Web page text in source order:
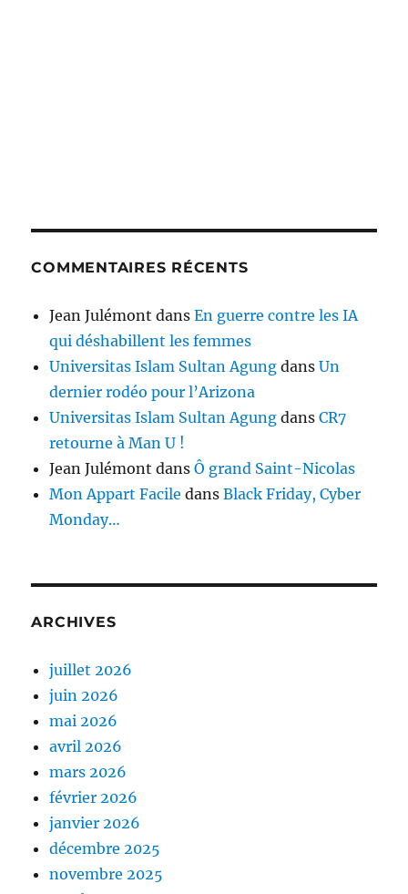
COMMENTAIRES RÉCENTS
Jean Julémont dansEn guerre contre les IA
qui déshabillent les femmes
Universitas Islam Sultan Agung dansUn
dernier rodéo pour l’Arizona
Universitas Islam Sultan Agung dansCR7
retourne à Man U !
Jean Julémont dansÔ grand Saint-Nicolas
Mon Appart Facile dansBlack Friday, Cyber
Monday…
ARCHIVES
juillet 2026
juin 2026
mai 2026
avril 2026
mars 2026
février 2026
janvier 2026
décembre 2025
novembre 2025